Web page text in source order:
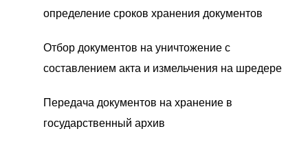
определение сроков хранения документов
Отбор документов на уничтожение с
составлением акта и измельчения на шредере
Передача документов на хранение в
государственный архив